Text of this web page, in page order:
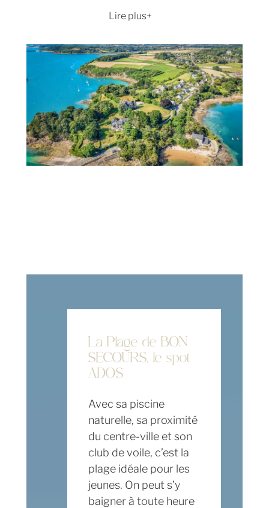
Lire plus
une balade à pied très agréable pour
mer. C’est également LE SPOT idéal pour
les joggeurs en quête d’air marin.
La Plage de la Hoguette, idéale pour les
sports nautiques, vous pourrez
facilement y pratiquer la planche et le
char à voile ou le surf. Une école de voile y
est d’ailleurs installée. Et c’est là que se
matin en haute saison pour trouver
l’espace se réduit : pensez à consulter les
horaires de marée.
La Plage de BON
SECOURS, le spot
ADOS
Avec sa piscine
naturelle, sa proximité
du centre-ville et son
club de voile, c’est la
plage idéale pour les
jeunes. On peut s’y
baigner à toute heure